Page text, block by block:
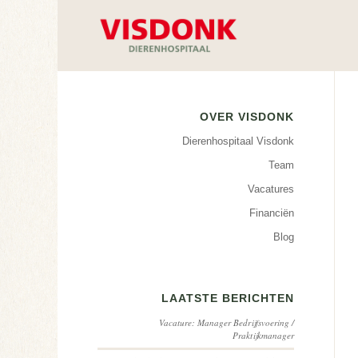
OVER VISDONK
Dierenhospitaal Visdonk
Team
Vacatures
Financiën
Blog
LAATSTE BERICHTEN
Vacature: Manager Bedrijfsvoering /
Praktijkmanager